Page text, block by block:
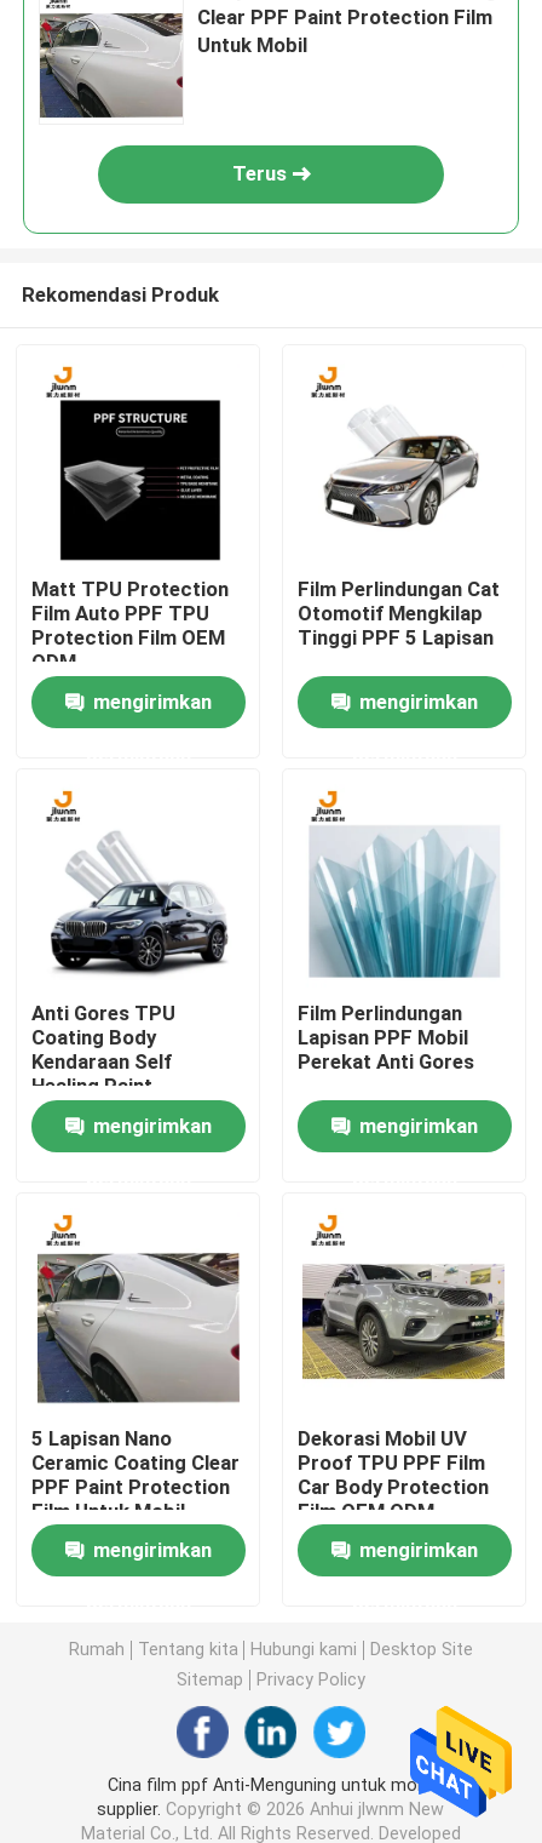
Rumah
Produk
Wisata pabrik
Kontrol kualitas
Hubungi kami
Berita
Semua Kasus
VR
Film PPF TPU
Film Mobil TPU
Film Perlindungan Cat TPU
Film Warna Jendela
Film Perlindungan PPF
Bungkus Mobil PPF
Clear PPF Paint Protection Film
Untuk Mobil
Terus
Rekomendasi Produk
Matt TPU Protection
Film Auto PPF TPU
Protection Film OEM
ODM
mengirimkan
Film Perlindungan Cat
Otomotif Mengkilap
Tinggi PPF 5 Lapisan
mengirimkan
Anti Gores TPU
Coating Body
Kendaraan Self
Healing Paint
Protection Film
mengirimkan
Film Perlindungan
Lapisan PPF Mobil
Perekat Anti Gores
mengirimkan
5 Lapisan Nano
Ceramic Coating Clear
PPF Paint Protection
Film Untuk Mobil
mengirimkan
Dekorasi Mobil UV
Proof TPU PPF Film
Car Body Protection
Film OEM ODM
mengirimkan
Rumah Tentang kita Hubungi kami
Desktop Site
Sitemap
Privacy Policy
Cina film ppf Anti-Menguning untuk mobil
supplier. Copyright © 2026 Anhui jlwnm New
Material Co., Ltd. All Rights Reserved. Developed